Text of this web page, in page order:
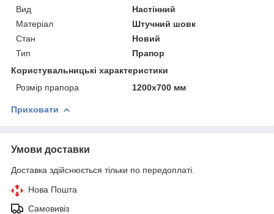
Вид
Настінний
Матеріал
Штучний шовк
Стан
Новий
Тип
Прапор
Користувальницькі характеристики
Розмір прапора
1200х700 мм
Приховати
Умови доставки
Доставка здійснюється тільки по передоплаті.
Нова Пошта
Самовивіз